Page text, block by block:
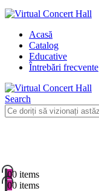
Acasă
Catalog
Educative
Întrebări frecvente
Search
00 items
00 items